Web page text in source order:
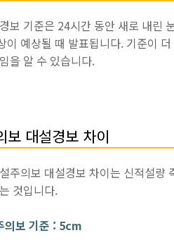
보 기준은 24시간 동안 새로 내린
이 예상될 때 발표됩니다. 기준이
을 알 수 있습니다.
보 대설경보 차이
주의보 대설경보 차이는 신적설량
것입니다.
의보 기준 : 5cm